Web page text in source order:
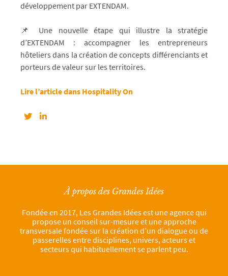
développement par EXTENDAM.
📌 Une nouvelle étape qui illustre la stratégie
d’EXTENDAM : accompagner les entrepreneurs
hôteliers dans la création de concepts différenciants et
porteurs de valeur sur les territoires.
Lire l’article dans Hospitality On
À propos des Grandes Idées
Fondée en 2017, Les Grandes Idées est une agence qui
propose un conseil sur-mesure et une approche
transversale fondée sur la création d’un dialogue ou de
passerelles entre disciplines, univers, acteurs et
secteurs qui habituellement se parlent peu.